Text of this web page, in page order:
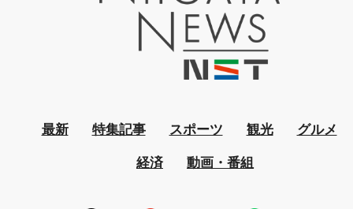
最新 特集記事 スポーツ 観光 グルメ
経済 動画・番組